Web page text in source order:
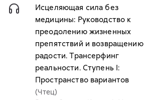
Исцеляющая сила без
медицины: Руководство к
преодолению жизненных
препятствий и возвращению
радости. Трансерфинг
реальности. Ступень I:
Пространство вариантов
(Чтец)